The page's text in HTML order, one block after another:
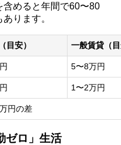
含めると年間で60〜80
ります。
目安） 一般賃貸（
5〜8万円
1〜2万円
円の差
ゼロ」生活